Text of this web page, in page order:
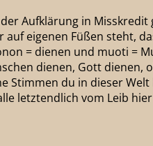
Aufklärung in
eigenen Füßen steht,
= dienen und muoti =
dienen, Gott
Stimmen du in dieser
letztendlich vom Leib